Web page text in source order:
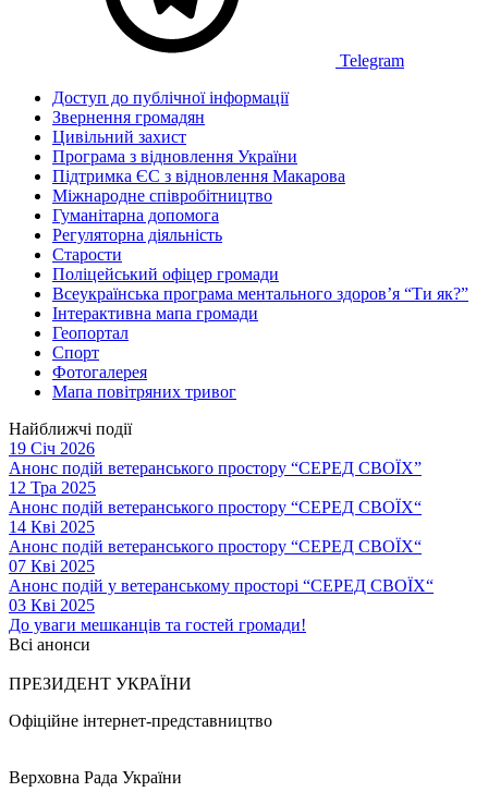
Telegram
Доступ до публічної інформації
Звернення громадян
Цивільний захист
Програма з відновлення України
Підтримка ЄС з відновлення Макарова
Міжнародне співробітництво
Гуманітарна допомога
Регуляторна діяльність
Старости
Поліцейський офіцер громади
Всеукраїнська програма ментального здоров’я “Ти як?”
Інтерактивна мапа громади
Геопортал
Спорт
Фотогалерея
Мапа повітряних тривог
Найближчі події
19 Січ 2026
Анонс подій ветеранського простору “СЕРЕД СВОЇХ”
12 Тра 2025
Анонс подій ветеранського простору “СЕРЕД СВОЇХ“
14 Кві 2025
Анонс подій ветеранського простору “СЕРЕД СВОЇХ“
07 Кві 2025
Анонс подій у ветеранському просторі “СЕРЕД СВОЇХ“
03 Кві 2025
До уваги мешканців та гостей громади!
Всі анонси
ПРЕЗИДЕНТ УКРАЇНИ
Офіційне інтернет-представництво
Верховна Рада України